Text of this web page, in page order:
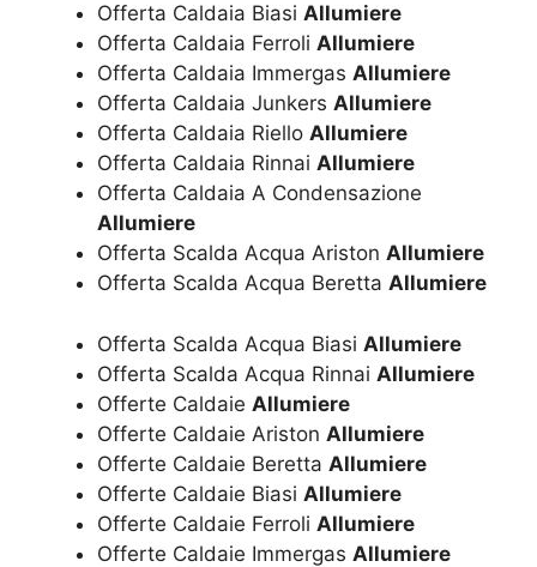
Offerta Caldaia Biasi Allumiere
Offerta Caldaia Ferroli Allumiere
Offerta Caldaia Immergas Allumiere
Offerta Caldaia Junkers Allumiere
Offerta Caldaia Riello Allumiere
Offerta Caldaia Rinnai Allumiere
Offerta Caldaia A Condensazione
Allumiere
Offerta Scalda Acqua Ariston Allumiere
Offerta Scalda Acqua Beretta Allumiere
Offerta Scalda Acqua Biasi Allumiere
Offerta Scalda Acqua Rinnai Allumiere
Offerte Caldaie Allumiere
Offerte Caldaie Ariston Allumiere
Offerte Caldaie Beretta Allumiere
Offerte Caldaie Biasi Allumiere
Offerte Caldaie Ferroli Allumiere
Offerte Caldaie Immergas Allumiere